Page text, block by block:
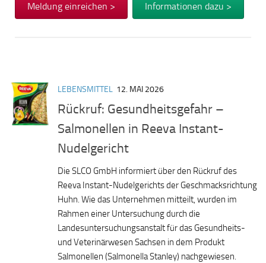
Meldung einreichen > Informationen dazu >
LEBENSMITTEL 12. MAI 2026
Rückruf: Gesundheitsgefahr –
Salmonellen in Reeva Instant-
Nudelgericht
Die SLCO GmbH informiert über den Rückruf des
Reeva Instant-Nudelgerichts der Geschmacksrichtung
Huhn. Wie das Unternehmen mitteilt, wurden im
Rahmen einer Untersuchung durch die
Landesuntersuchungsanstalt für das Gesundheits-
und Veterinärwesen Sachsen in dem Produkt
Salmonellen (Salmonella Stanley) nachgewiesen.